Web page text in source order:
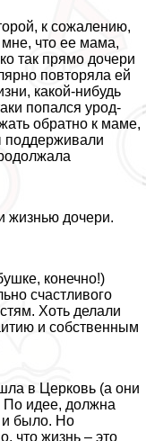
к сожалению,
мне, что ее мама,
так прямо дочери
повторяла ей
какой-нибудь
попался уpoд-
обратно к маме,
поддерживали
жизнью дочери.
конечно!)
счастливого
Хоть делали
и собственным
в Церковь (а они
По идее, должна
и было. Но
что жизнь – это